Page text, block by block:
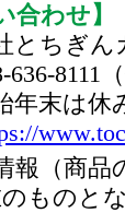
合わせ】
とちぎん
636-
年末は休
報（商品
ものと